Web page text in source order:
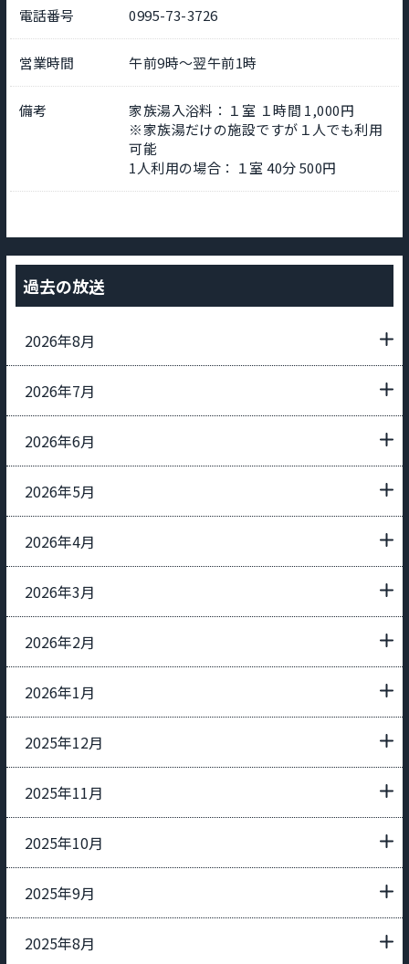
電話番号 0995-73-3726
営業時間 午前9時～翌午前1時
備考
家族湯入浴料：１室 １時間 1,000円
※家族湯だけの施設ですが１人でも利用
可能
1人利用の場合：１室 40分 500円
過去の放送
2026年8月
2026年7月
2026年6月
2026年5月
2026年4月
2026年3月
2026年2月
2026年1月
2025年12月
2025年11月
2025年10月
2025年9月
2025年8月